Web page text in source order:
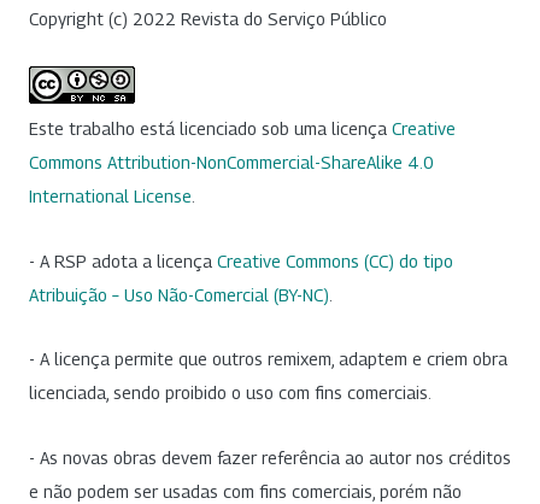
Copyright (c) 2022 Revista do Serviço Público
Este trabalho está licenciado sob uma licença Creative
Commons Attribution-NonCommercial-ShareAlike 4.0
International License
- A RSP adota a licença Creative Commons (CC) do tipo
Atribuição – Uso Não-Comercial (BY-NC)
- A licença permite que outros remixem, adaptem e criem obra
licenciada, sendo proibido o uso com fins comerciais.
- As novas obras devem fazer referência ao autor nos créditos
e não podem ser usadas com fins comerciais, porém não